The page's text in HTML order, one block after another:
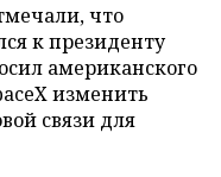
что
к президенту
американского
изменить
связи для